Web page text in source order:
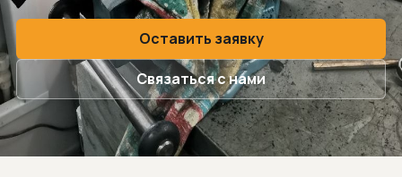
Оставить заявку
Связаться с нами